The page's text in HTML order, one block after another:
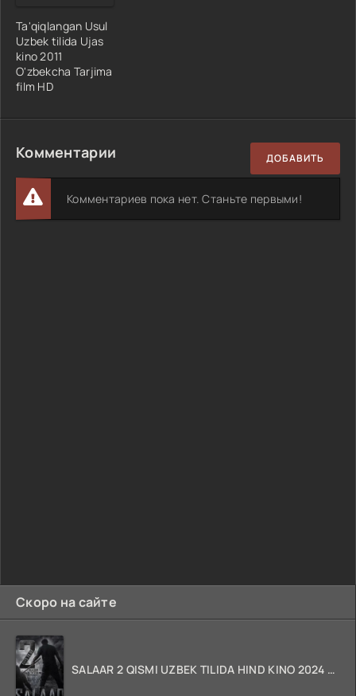
Скоро на сайте
SALAAR 2 QISMI UZBEK TILIDA HIND KINO 2024 TARJIMA 720p HD Skachat
Ta'qiqlangan Usul
Uzbek tilida Ujas
kino 2011
O'zbekcha Tarjima
film HD
Комментарии ДОБАВИТЬ
Комментариев пока нет. Станьте первыми!